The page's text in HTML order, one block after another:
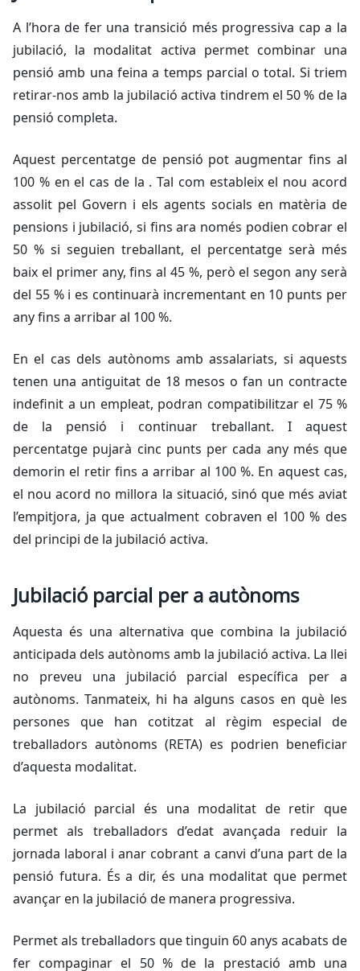
A l’hora de fer una transició més progressiva cap a la
jubilació, la modalitat activa permet combinar una
pensió amb una feina a temps parcial o total. Si triem
retirar-nos amb la jubilació activa tindrem el 50 % de la
pensió completa.
Aquest percentatge de pensió pot augmentar fins al
100 % en el cas de la . Tal com estableix el nou acord
assolit pel Govern i els agents socials en matèria de
pensions i jubilació, si fins ara només podien cobrar el
50 % si seguien treballant, el percentatge serà més
baix el primer any, fins al 45 %, però el segon any serà
del 55 % i es continuarà incrementant en 10 punts per
any fins a arribar al 100 %.
En el cas dels autònoms amb assalariats, si aquests
tenen una antiguitat de 18 mesos o fan un contracte
indefinit a un empleat, podran compatibilitzar el 75 %
de la pensió i continuar treballant. I aquest
percentatge pujarà cinc punts per cada any més que
demorin el retir fins a arribar al 100 %. En aquest cas,
el nou acord no millora la situació, sinó que més aviat
l’empitjora, ja que actualment cobraven el 100 % des
del principi de la jubilació activa.
Jubilació parcial per a autònoms
Aquesta és una alternativa que combina la jubilació
anticipada dels autònoms amb la jubilació activa. La llei
no preveu una jubilació parcial específica per a
autònoms. Tanmateix, hi ha alguns casos en què les
persones que han cotitzat al règim especial de
treballadors autònoms (RETA) es podrien beneficiar
d’aquesta modalitat.
La jubilació parcial és una modalitat de retir que
permet als treballadors d’edat avançada reduir la
jornada laboral i anar cobrant a canvi d’una part de la
pensió futura. És a dir, és una modalitat que permet
avançar en la jubilació de manera progressiva.
Permet als treballadors que tinguin 60 anys acabats de
fer compaginar el 50 % de la prestació amb una